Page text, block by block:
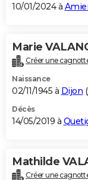
10/01/2024 à
Marie
Créer une
Naissance
02/11/1945 à Dijon (
Décès
14/05/2019 à
Mathilde
Créer une